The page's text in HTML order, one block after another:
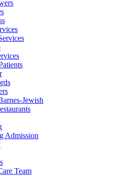
Jewish
Admission
Team